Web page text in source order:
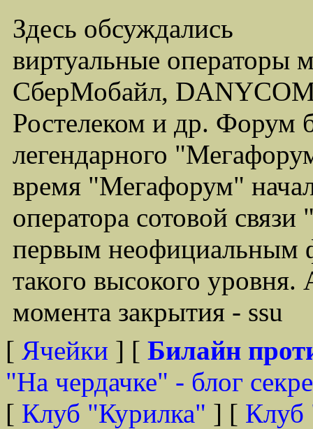
Здесь обсуждались
виртуальные операторы
СберМобайл,
Ростелеком и др. Форум
легендарного
время "Мегафорум"
оператора сотовой
первым неофициальным
такого высокого
момента закрытия - ssu
[ Ячейки ] [ Билайн
"На чердачке" - блог
[ Клуб "Курилка" ] [ Клуб